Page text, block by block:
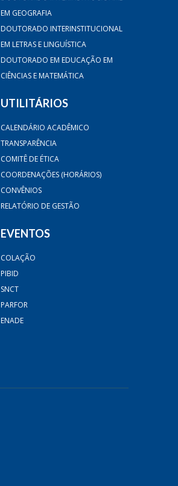
EM GEOGRAFIA
DOUTORADO INTERINSTITUCIONAL
EM LETRAS E LINGUÍSTICA
DOUTORADO EM EDUCAÇÃO EM
CIÊNCIAS E MATEMÁTICA
UTILITÁRIOS
CALENDÁRIO ACADÊMICO
TRANSPARÊNCIA
COMITÊ DE ÉTICA
COORDENAÇÕES (HORÁRIOS)
CONVÊNIOS
RELATÓRIO DE GESTÃO
EVENTOS
COLAÇÃO
PIBID
SNCT
PARFOR
ENADE